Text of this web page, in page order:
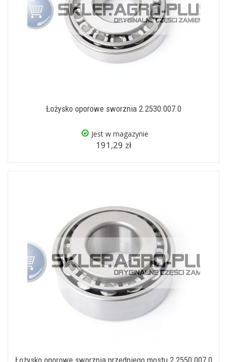
Łożysko oporowe sworznia 2.2530.007.0
Jest w magazynie
191,29 zł
Łożysko oporowe sworznia przedniego mostu 2.2550.007.0